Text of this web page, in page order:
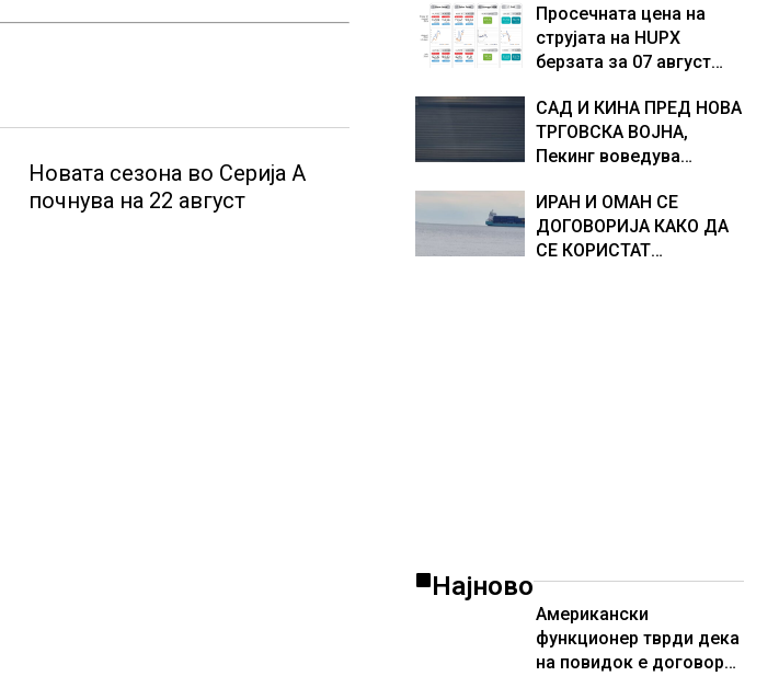
Новата сезона во Серија А
почнува на 22 август
ЕНЕРГЕТСКИ СИСТЕМ,
како Бугарија стана
балкански шампион во
од батерии
Просечната цена на
струјата на HUPX
берзата за 07 август
евра за мегават час, на
МЕМО 153,56 евра за
мегават час
САД И КИНА ПРЕД НОВА
ТРГОВСКА ВОЈНА,
Пекинг воведува
американски компании
и организации
ИРАН И ОМАН СЕ
ДОГОВОРИЈА КАКО ДА
СЕ КОРИСТАТ
Најново
Американски
функционер тврди дека
на повидок е договор